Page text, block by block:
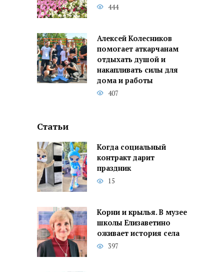
444
Алексей Колесников
помогает аткарчанам
отдыхать душой и
накапливать силы для
дома и работы
407
Статьи
Когда социальный
контракт дарит
праздник
15
Корни и крылья. В музее
школы Елизаветино
оживает история села
397